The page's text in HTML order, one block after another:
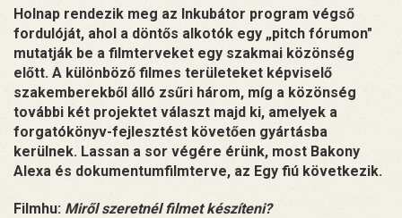
Holnap rendezik meg az Inkubátor program végső
fordulóját, ahol a döntős alkotók egy „pitch fórumon"
mutatják be a filmterveket egy szakmai közönség
előtt. A különböző filmes területeket képviselő
szakemberekből álló zsűri három, míg a közönség
további két projektet választ majd ki, amelyek a
forgatókönyv-fejlesztést követően gyártásba
kerülnek. Lassan a sor végére érünk, most Bakony
Alexa és dokumentumfilmterve, az Egy fiú következik.
Filmhu: Miről szeretnél filmet készíteni?